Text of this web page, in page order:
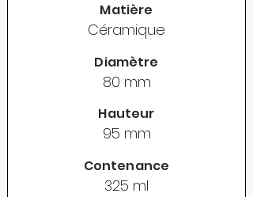
Matière
Céramique
Diamètre
80 mm
Hauteur
95 mm
Contenance
325 ml